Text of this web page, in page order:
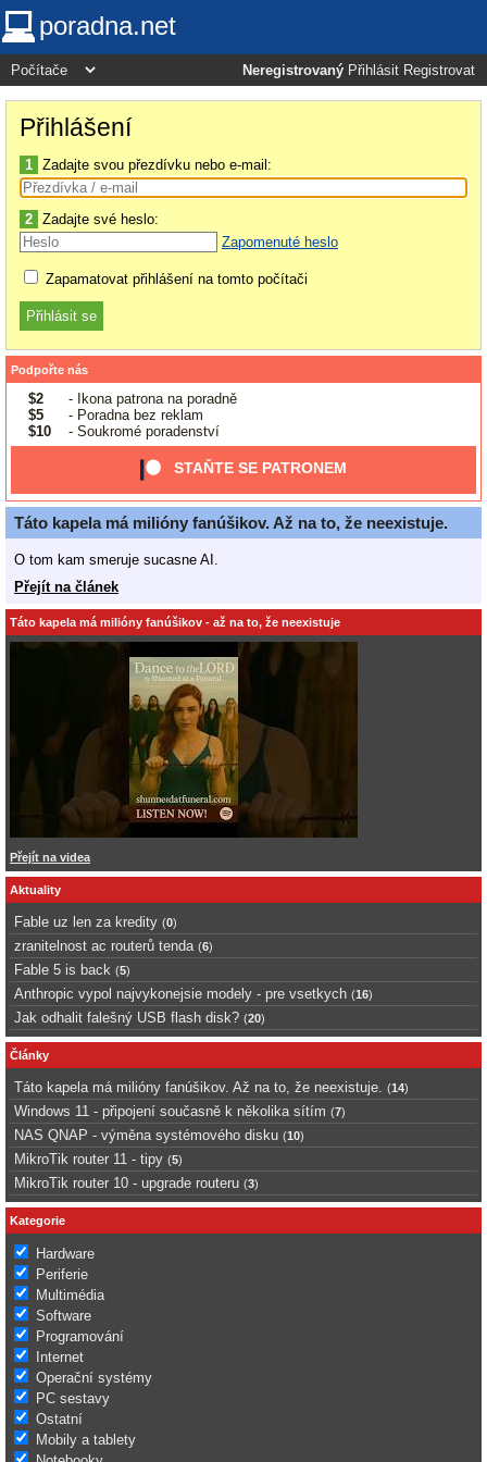
poradna.net
Neregistrovaný Přihlásit Registrovat
Přihlášení
1 Zadajte svou přezdívku nebo e-mail:
2 Zadajte své heslo:
Zapomenuté heslo
Zapamatovat přihlášení na tomto počítači
Podpořte nás
$2
- Ikona patrona na poradně
$5
- Poradna bez reklam
$10
- Soukromé poradenství
STAŇTE SE PATRONEM
Táto kapela má milióny fanúšikov. Až na to, že neexistuje.
O tom kam smeruje sucasne AI.
Přejít na článek
Táto kapela má milióny fanúšikov - až na to, že neexistuje
Přejít na videa
Aktuality
Fable uz len za kredity (0)
zranitelnost ac routerů tenda (6)
Fable 5 is back (5)
Anthropic vypol najvykonejsie modely - pre vsetkych (16)
Jak odhalit falešný USB flash disk? (20)
Články
Táto kapela má milióny fanúšikov. Až na to, že neexistuje. (14)
Windows 11 - připojení současně k několika sítím (7)
NAS QNAP - výměna systémového disku (10)
MikroTik router 11 - tipy (5)
MikroTik router 10 - upgrade routeru (3)
Kategorie
Hardware
Periferie
Multimédia
Software
Programování
Internet
Operační systémy
PC sestavy
Ostatní
Mobily a tablety